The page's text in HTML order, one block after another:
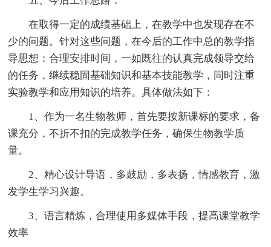
在取得一定的成绩基础上，在教学中也发现存在不
少的问题。针对这些问题，在今后的工作中总的教学指
导思想：合理安排时间，一如既往的认真完成领导交给
的任务，继续稳固基础知识和基本技能教学，同时注重
实验教学和应用知识的培养。具体做法如下：
1、作为一名生物教师，首先要按新课标的要求，备
课充分，不折不扣的完成教学任务，确保生物教学质
量。
2、精心设计导语，多鼓励，多表扬，情感教育，激
发学生学习兴趣。
3、语言精炼，合理使用多媒体手段，提高课堂教学
效率